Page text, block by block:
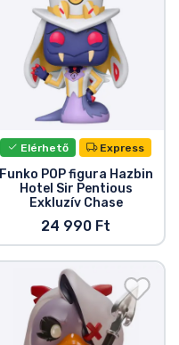
Elérhető Express
Funko POP figura Hazbin
Hotel Sir Pentious
Exkluzív Chase
24 990 Ft